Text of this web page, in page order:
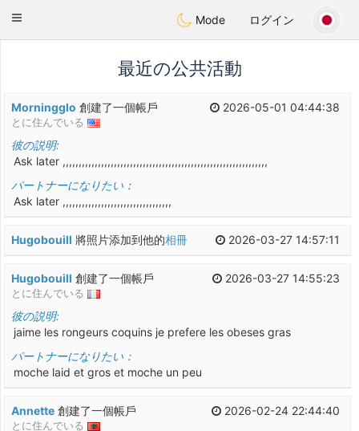
Animour
Toggle
Mode ログイン
最近の公共活動
2026-05-01 04:44:38
Morningglo 創建了一個帳戶
とに住んでいる
彼の説明:
Ask later ,,,,,,,,,,,,,,,,,,,,,,,,,,,,,,,,,,,,,,,,,,,,,,,,,,,,,,,,,,,,,,,,
パートナーになりたい：
Ask later ,,,,,,,,,,,,,,,,,,,,,,,,,,,,,,,,,,
2026-03-27 14:57:11
Hugobouill 將照片添加到他的相冊
2026-03-27 14:55:23
Hugobouill 創建了一個帳戶
とに住んでいる
彼の説明:
jaime les rongeurs coquins je prefere les obeses gras
パートナーになりたい：
moche laid et gros et moche un peu
2026-02-24 22:44:40
Annette 創建了一個帳戶
とに住んでいる